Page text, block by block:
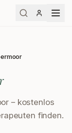
– kostenlos
finden.